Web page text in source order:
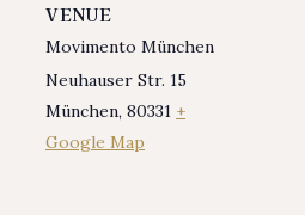
VENUE
Movimento München
Neuhauser Str. 15
München, 80331 +
Google Map